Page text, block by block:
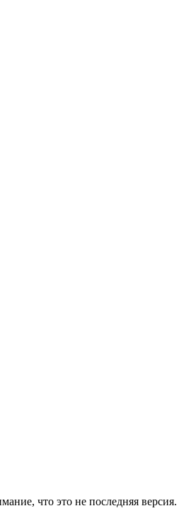
что это не последняя версия.